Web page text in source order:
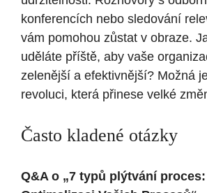
konferencích nebo sledování
vám pomohou zůstat v obraze.
uděláte příště, aby vaše
zelenější a efektivnější? Možná
revoluci, která přinese velké
Často kladené otázky
Q&A o „7 typů plýtvání